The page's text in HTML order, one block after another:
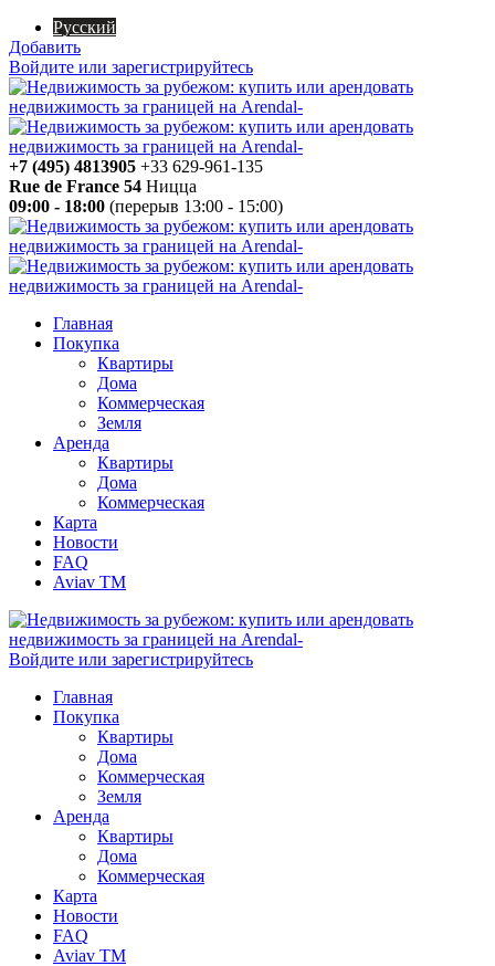
Русский
Добавить
Войдите или зарегистрируйтесь
+7 (495) 4813905 +33 629-961-135
Rue de France 54 Ницца
09:00 - 18:00 (перерыв 13:00 - 15:00)
Главная
Покупка
Квартиры
Дома
Коммерческая
Земля
Аренда
Квартиры
Дома
Коммерческая
Карта
Новости
FAQ
Aviav TM
Войдите или зарегистрируйтесь
Главная
Покупка
Квартиры
Дома
Коммерческая
Земля
Аренда
Квартиры
Дома
Коммерческая
Карта
Новости
FAQ
Aviav TM